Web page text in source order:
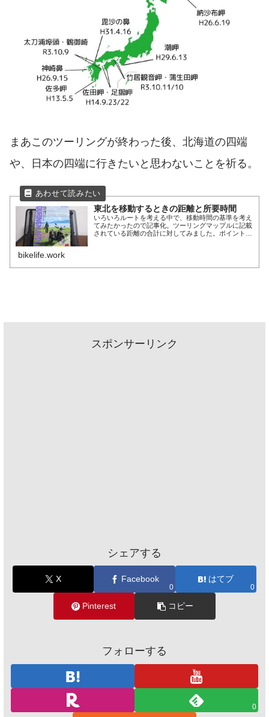
まあこのツーリングが終わった後、北海道の四端
や、日本の四端に行きたいと思わないことを祈る。
東北を移動するときの距離と所要時間
いろいろルートを考える中で、移動時間の基準を考え
てみたかったので記事化。ツーリングマップルに記載
されている距離の合計に対してみました。ポイントご
bikelife.work
スポンサーリンク
シェアする
X Facebook
0
はてブ
0
Pinterest コピー
フォローする
0